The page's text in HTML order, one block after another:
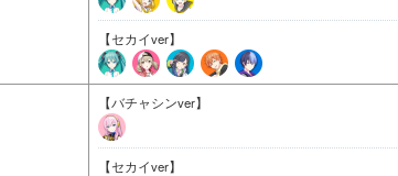
【セカイver】
【バチャシンver】
【セカイver】